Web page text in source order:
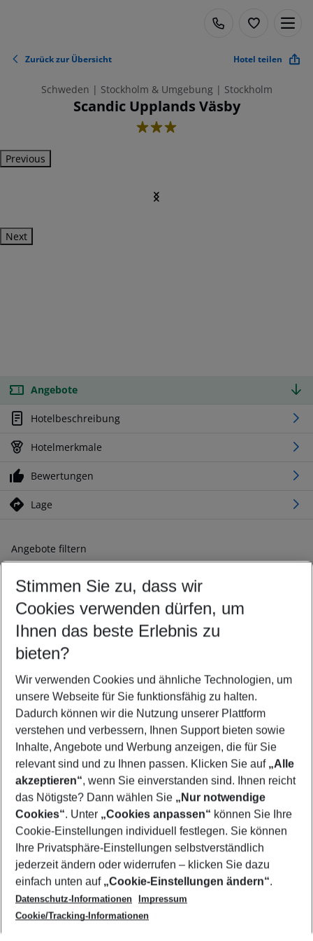
Zurück zur Übersicht Hotel teilen
Schweden | Stockholm & Umgebung | Stockholm
Scandic Upplands Väsby
3
Previous
Next
Angebote
Hotelbeschreibung
Hotelmerkmale
Bewertungen
Lage
Angebote filtern
Ändern Sie Ihre Kriterien nach Ihren Wünschen
Abflughafen wählen
Beliebiger Abflughafen
Reisezeitraum wählen
10.08.26– 08.08.27 5-8 Nächte
2 Erwachsene Keine Kinder
Mehr Filter anzeigen
Footer
Footer navigation
Über uns
AGB
Cookie-Einstellungen ändern
Cookie-Richtlinie
Datenschutz
Service & Hilfe
Barrierefreies Reisen
Check-in
Folgen Sie uns
Stimmen Sie zu, dass wir
Cookies verwenden dürfen, um
Ihnen das beste Erlebnis zu
bieten?
Wir verwenden Cookies und ähnliche Technologien, um
unsere Webseite für Sie funktionsfähig zu halten.
Dadurch können wir die Nutzung unserer Plattform
verstehen und verbessern, Ihnen Support bieten sowie
Inhalte, Angebote und Werbung anzeigen, die für Sie
relevant sind und zu Ihnen passen. Klicken Sie auf „Alle
akzeptieren“, wenn Sie einverstanden sind. Ihnen reicht
das Nötigste? Dann wählen Sie „Nur notwendige
Cookies“. Unter „Cookies anpassen“ können Sie Ihre
Cookie-Einstellungen individuell festlegen. Sie können
Ihre Privatsphäre-Einstellungen selbstverständlich
jederzeit ändern oder widerrufen – klicken Sie dazu
einfach unten auf „Cookie-Einstellungen ändern“.
Datenschutz-Informationen
Impressum
Cookie/Tracking-Informationen